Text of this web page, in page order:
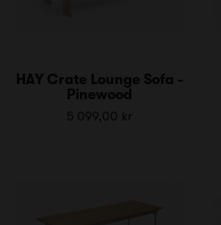
HAY Crate Lounge Sofa -
Pinewood
5 099,00 kr